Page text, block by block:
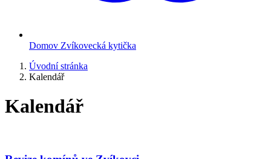
Domov Zvíkovecká kytička
Úvodní stránka
Kalendář
Kalendář